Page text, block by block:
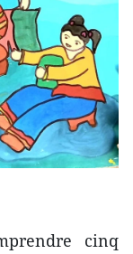
cinq